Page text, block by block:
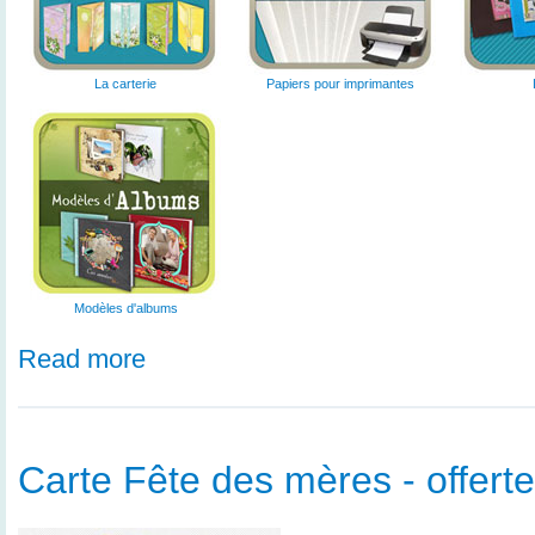
La carterie Papiers pour imprimantes
Modèles d'albums
Read more
Carte Fête des mères - offerte